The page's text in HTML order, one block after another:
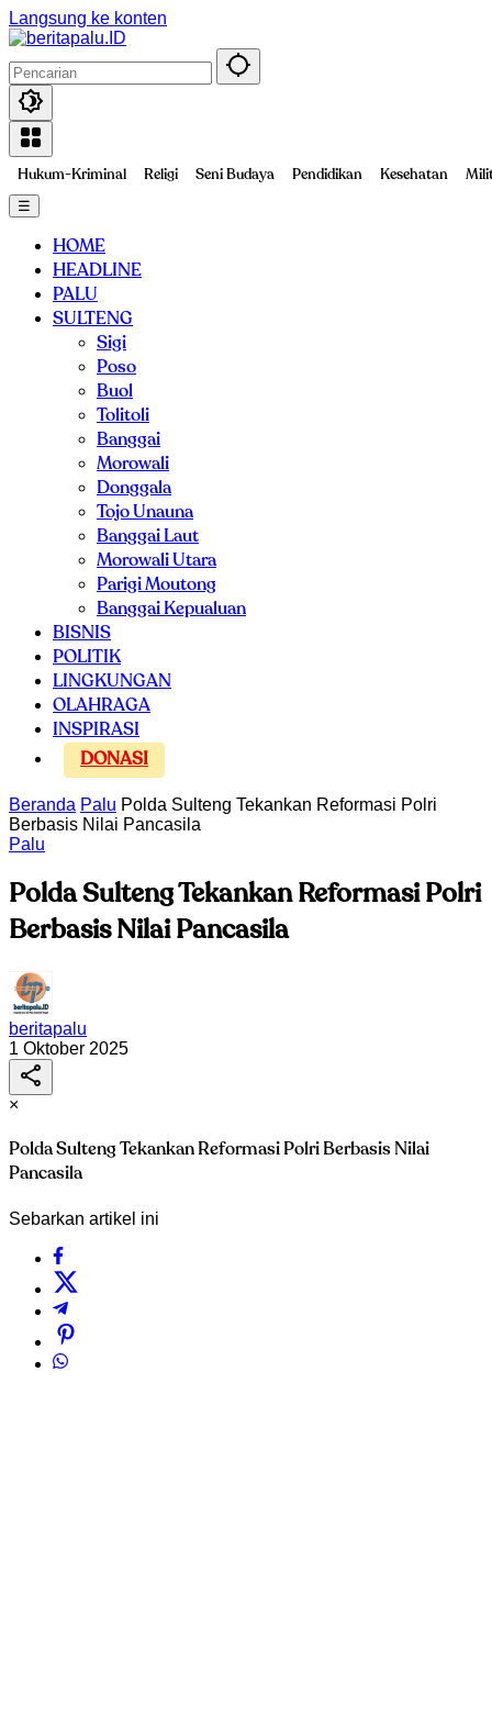
Langsung ke konten
Hukum-Kriminal Religi Seni Budaya Pendidikan Kesehatan
☰
HOME
HEADLINE
PALU
SULTENG
Sigi
Poso
Buol
Tolitoli
Banggai
Morowali
Donggala
Tojo Unauna
Banggai Laut
Morowali Utara
Parigi Moutong
Banggai Kepualuan
BISNIS
POLITIK
LINGKUNGAN
OLAHRAGA
INSPIRASI
DONASI
Beranda Palu Polda Sulteng Tekankan Reformasi Polri
Berbasis Nilai Pancasila
Palu
Polda Sulteng Tekankan Reformasi Polri
Berbasis Nilai Pancasila
beritapalu
1 Oktober 2025
×
Polda Sulteng Tekankan Reformasi Polri Berbasis Nilai
Pancasila
Sebarkan artikel ini